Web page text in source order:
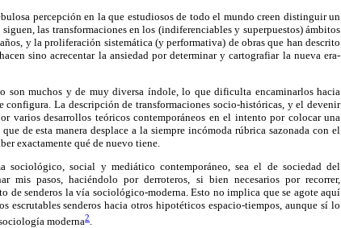
percepción en la que estudiosos de todo el mundo creen distinguir un
las transformaciones en los (indiferenciables y superpuestos) ámbitos
y la proliferación sistemática (y performativa) de obras que han descrito
sino acrecentar la ansiedad por determinar y cartografiar la nueva era-
muchos y de muy diversa índole, lo que dificulta encaminarlos hacia
La descripción de transformaciones socio-históricas, y el devenir
varios desarrollos teóricos contemporáneos en el intento por colocar una
de esta manera desplace a la siempre incómoda rúbrica sazonada con el
exactamente qué de nuevo tiene.
sociológico, social y mediático contemporáneo, sea el de sociedad del
mis pasos, haciéndolo por derroteros, si bien necesarios por recorrer,
de senderos la vía sociológico-moderna. Esto no implica que se agote aquí
senderos hacia otros hipotéticos espacio-tiempos, aunque sí lo
moderna2